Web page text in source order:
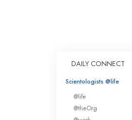
DAILY CONNECT
Scientologists @life
@life
@theOrg